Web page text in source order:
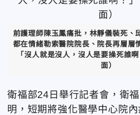
前護理師陳玉鳳痛批，林靜儀裝死、
都在情緒勒索醫院院長、院長再層層
「沒人就是沒人，沒人是要操死誰
面）
衛福部24日舉行記者會，衛
明，短期將強化醫學中心院